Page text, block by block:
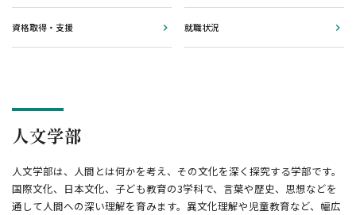
資格取得・支援 就職状況
人文学部
人文学部は、人間とは何かを考え、その文化を深く探究する学部です。
国際文化、日本文化、子ども教育の3学科で、言葉や歴史、思想などを
通して人間への深い理解を育みます。異文化理解や児童教育など、幅広